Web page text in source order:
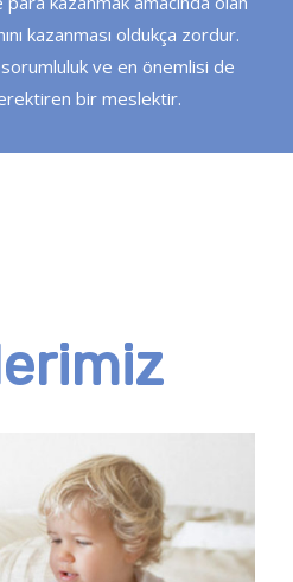
kazanması oldukça zordur.
sorumluluk ve en önemlisi de
bir meslektir.